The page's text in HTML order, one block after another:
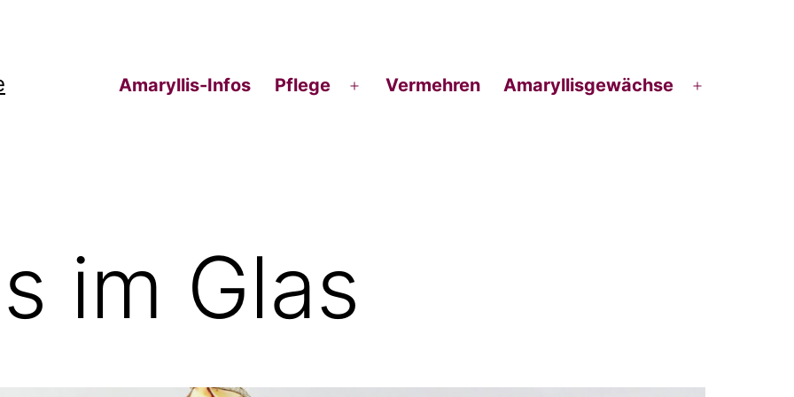
Amaryllis-Infos Pflege
Menü
Vermehren Amaryllisgewächse
im Glas